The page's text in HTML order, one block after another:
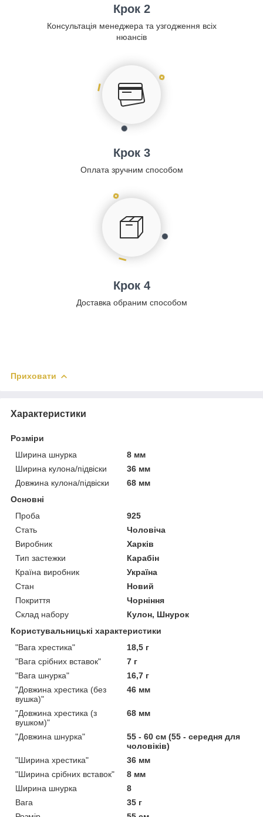
Крок 2
Консультація менеджера та узгодження всіх
нюансів
Крок 3
Оплата зручним способом
Крок 4
Доставка обраним способом
Приховати
Характеристики
Розміри
Ширина шнурка
8 мм
Ширина кулона/підвіски
36 мм
Довжина кулона/підвіски
68 мм
Основні
Проба
925
Стать
Чоловіча
Виробник
Харків
Тип застежки
Карабін
Країна виробник
Україна
Стан
Новий
Покриття
Чорніння
Склад набору
Кулон, Шнурок
Користувальницькі характеристики
"Вага хрестика"
18,5 г
"Вага срібних вставок"
7 г
"Вага шнурка"
16,7 г
"Довжина хрестика (без
вушка)"
46 мм
"Довжина хрестика (з
вушком)"
68 мм
"Довжина шнурка"
55 - 60 см (55 - середня для
чоловіків)
"Ширина хрестика"
36 мм
"Ширина срібних вставок"
8 мм
Ширина шнурка
8
Вага
35 г